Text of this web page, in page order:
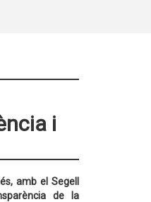
i
amb el Segell
de la